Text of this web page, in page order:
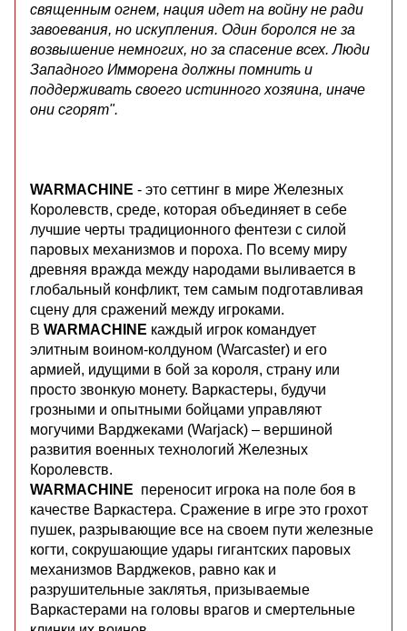
священным огнем, нация идет на войну не ради
завоевания, но искупления. Один боролся не за
возвышение немногих, но за спасение всех. Люди
Западного Имморена должны помнить и
поддерживать своего истинного хозяина, иначе
они сгорят".
WARMACHINE - это сеттинг в мире Железных
Королевств, среде, которая объединяет в себе
лучшие черты традиционного фентези с силой
паровых механизмов и пороха. По всему миру
древняя вражда между народами выливается в
глобальный конфликт, тем самым подготавливая
сцену для сражений между игроками.
В WARMACHINE каждый игрок командует
элитным воином-колдуном (Warcaster) и его
армией, идущими в бой за короля, страну или
просто звонкую монету. Варкастеры, будучи
грозными и опытными бойцами управляют
могучими Варджеками (Warjack) – вершиной
развития военных технологий Железных
Королевств.
WARMACHINE переносит игрока на поле боя в
качестве Варкастера. Сражение в игре это грохот
пушек, разрывающие все на своем пути железные
когти, сокрушающие удары гигантских паровых
механизмов Варджеков, равно как и
разрушительные заклятья, призываемые
Варкастерами на головы врагов и смертельные